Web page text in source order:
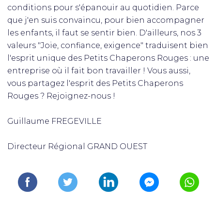
conditions pour s'épanouir au quotidien. Parce
que j'en suis convaincu, pour bien accompagner
les enfants, il faut se sentir bien. D'ailleurs, nos 3
valeurs "Joie, confiance, exigence" traduisent bien
l'esprit unique des Petits Chaperons Rouges : une
entreprise où il fait bon travailler ! Vous aussi,
vous partagez l'esprit des Petits Chaperons
Rouges ? Rejoignez-nous !
Guillaume FREGEVILLE
Directeur Régional GRAND OUEST